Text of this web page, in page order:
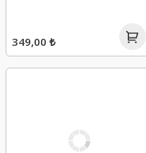
349,00 ₺